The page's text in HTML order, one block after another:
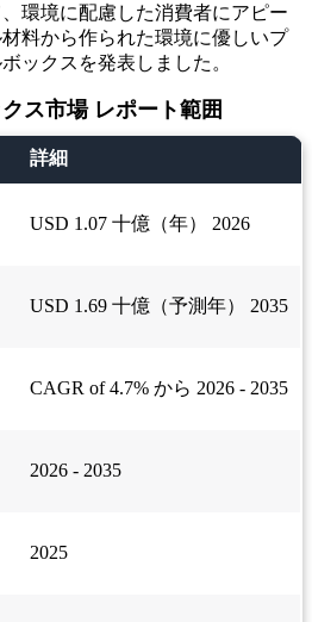
環境に配慮した消費者にアピー
料から作られた環境に優しいプ
ックスを発表しました。
ス市場 レポート範囲
詳細
USD 1.07 十億（年） 2026
USD 1.69 十億（予測年） 2035
CAGR of 4.7% から 2026 - 2035
2026 - 2035
2025